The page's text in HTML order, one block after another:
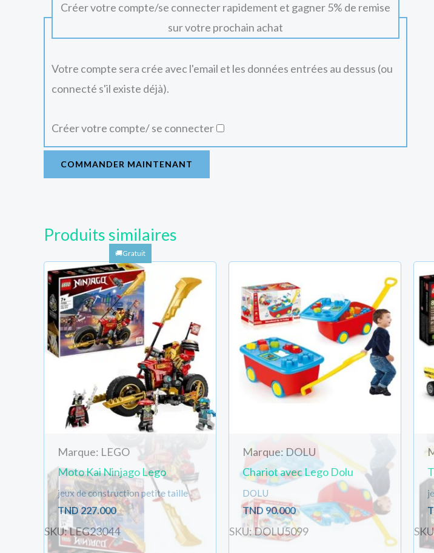
Créer votre compte/se connecter rapidement et gagner 5% de remise
sur votre prochain achat
Votre compte sera crée avec l'email et les données entrées au dessus (ou
connecté s'il existe déjà).
Créer votre compte/ se connecter
COMMANDER MAINTENANT
Produits similaires
Marque: LEGO
Moto Kai Ninjago Lego
jeux de construction petite taille
TND227.000
SKU: LEG23044
Marque: DOLU
Chariot avec Lego Dolu
DOLU
TND 90.000
SKU: DOLU5099